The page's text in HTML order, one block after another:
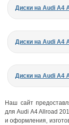
Диски на Audi A4
Диски на Audi A4
Диски на Audi A4
Наш сайт
для Audi A4 Allroad
и оформления,